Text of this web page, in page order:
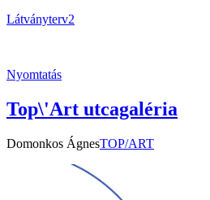
Látványterv2
Nyomtatás
Top\'Art utcagaléria
Domonkos ÁgnesTOP/ART